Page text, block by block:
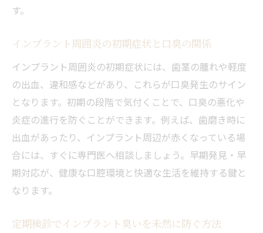
す。
インプラント周囲炎の初期症状と口臭の関係
インプラント周囲炎の初期症状には、歯茎の腫れや軽度
の出血、違和感などがあり、これらが口臭発生のサイン
となります。初期の段階で気付くことで、口臭の悪化や
炎症の進行を防ぐことができます。例えば、歯磨き時に
出血があったり、インプラント周辺が赤くなっている場
合には、すぐに専門医へ相談しましょう。早期発見・早
期対応が、健康な口腔環境と快適な生活を維持する鍵と
なります。
定期検診でインプラント臭いを未然に防ぐ方法